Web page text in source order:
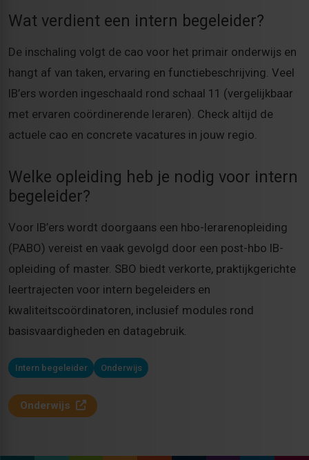
Wat verdient een intern begeleider?
De inschaling volgt de cao voor het primair onderwijs en
hangt af van taken, ervaring en functiebeschrijving. Veel
IB’ers worden ingeschaald rond schaal 11 (vergelijkbaar
met ervaren coördinerende leraren). Check altijd de
actuele cao en concrete vacatures in jouw regio.
Welke opleiding heb je nodig voor intern
begeleider?
Voor IB’ers wordt doorgaans een hbo-lerarenopleiding
(PABO) vereist en vaak gevolgd door een post-hbo IB-
opleiding of master. SBO biedt verkorte, praktijkgerichte
leertrajecten voor intern begeleiders en
kwaliteitscoördinatoren, inclusief modules rond
basisvaardigheden en datagebruik.
Intern begeleider Onderwijs
Onderwijs